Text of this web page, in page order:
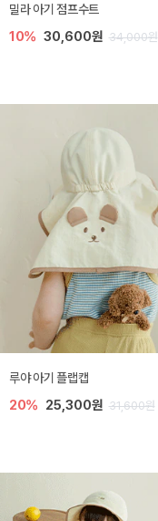
밀라 아기 점프수트
10% 30,600원 34,000원
루야 아기 플랩캡
20% 25,300원 31,600원